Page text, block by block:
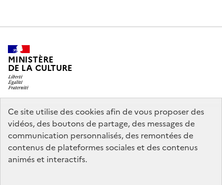
Ce site utilise des cookies afin de vous proposer des
vidéos, des boutons de partage, des messages de
communication personnalisés, des remontées de
contenus de plateformes sociales et des contenus
animés et interactifs.
MINISTÈRE
DE LA CULTURE
legifrance.gouv.fr
info.gouv.fr
service-public.gouv.fr
data.gouv.fr